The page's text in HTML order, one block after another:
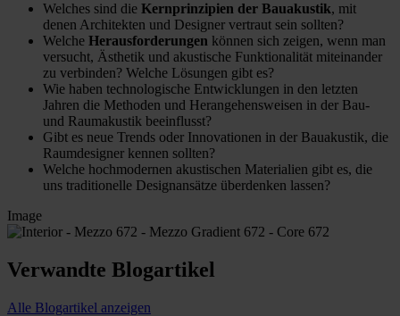
Welches sind die Kernprinzipien der Bauakustik, mit
denen Architekten und Designer vertraut sein sollten?
Welche Herausforderungen können sich zeigen, wenn man
versucht, Ästhetik und akustische Funktionalität miteinander
zu verbinden? Welche Lösungen gibt es?
Wie haben technologische Entwicklungen in den letzten
Jahren die Methoden und Herangehensweisen in der Bau-
und Raumakustik beeinflusst?
Gibt es neue Trends oder Innovationen in der Bauakustik, die
Raumdesigner kennen sollten?
Welche hochmodernen akustischen Materialien gibt es, die
uns traditionelle Designansätze überdenken lassen?
Image
Verwandte Blogartikel
Alle Blogartikel anzeigen